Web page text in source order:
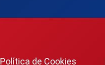
Política de Cookies